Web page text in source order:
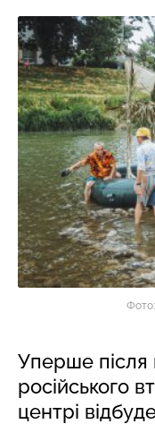
Уперше
російського
центрі